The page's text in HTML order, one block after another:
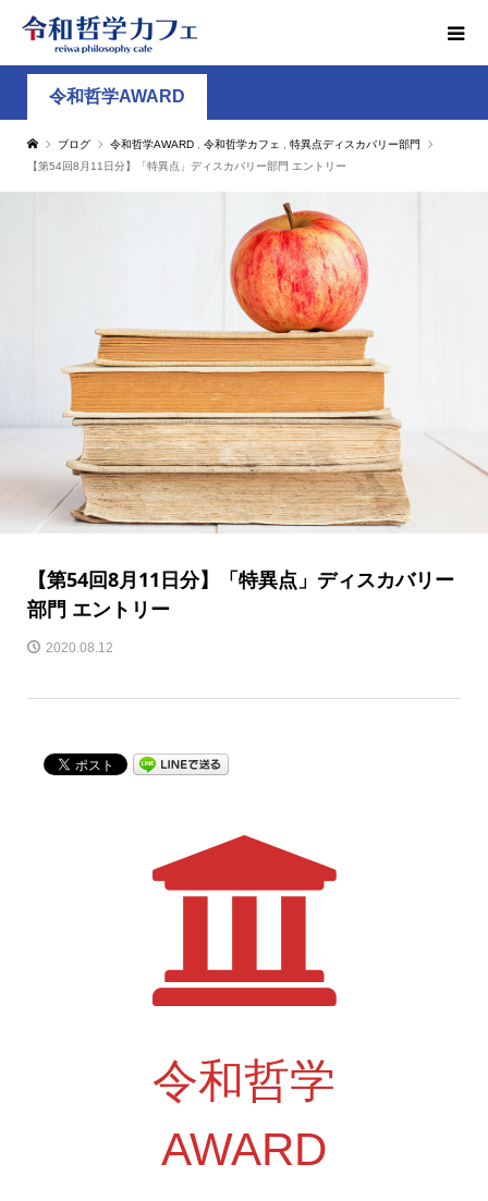
令和哲学AWARD
ブログ 令和哲学AWARD 令和哲学カフェ
特異点ディスカバリー部門
【第54回8月11日分】「特異点」ディスカバリー部門 エントリー
【第54回8月11日分】「特異点」ディスカバリー
部門 エントリー
2020.08.12
令和哲学
AWARD